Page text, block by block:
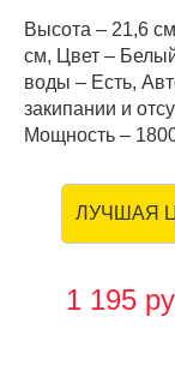
Высота – 21,6
см, Цвет –
воды – Есть,
закипании и
Мощность –
ЛУЧШАЯ
1 195